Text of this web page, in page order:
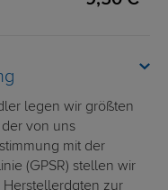
legen wir größten
von uns
mit der
(GPSR) stellen wir
zur